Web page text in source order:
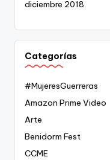
diciembre 2018
Categorías
#MujeresGuerreras
Amazon Prime Video
Arte
Benidorm Fest
CCME